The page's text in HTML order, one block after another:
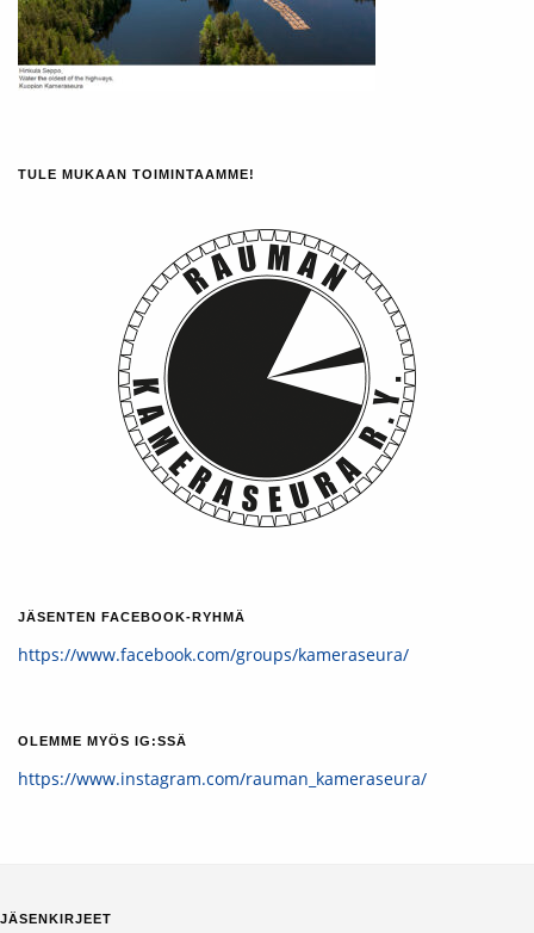
TULE MUKAAN TOIMINTAAMME!
JÄSENTEN FACEBOOK-RYHMÄ
https://www.facebook.com/groups/kameraseura/
OLEMME MYÖS IG:SSÄ
https://www.instagram.com/rauman_kameraseura/
JÄSENKIRJEET